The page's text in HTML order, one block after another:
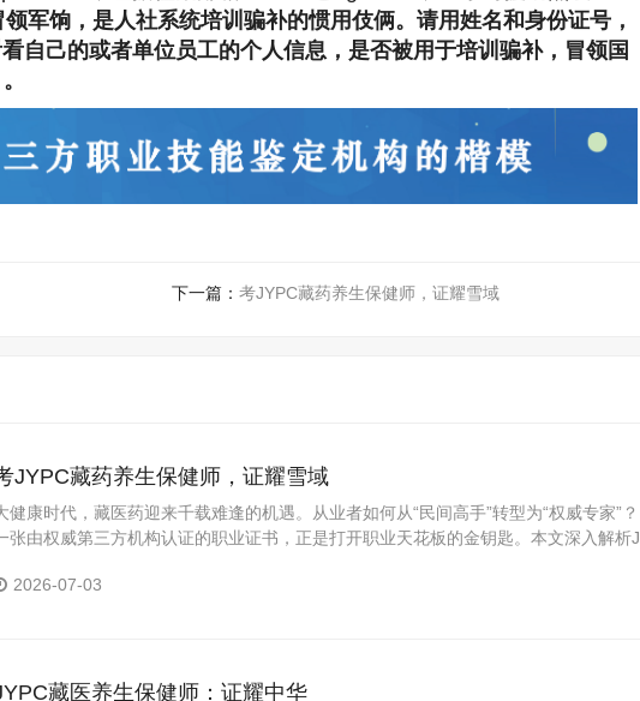
领军饷，是人社系统培训骗补的惯用伎俩。请用姓名和身份证号，
自己的或者单位员工的个人信息，是否被用于培训骗补，冒领国
下一篇： 考JYPC藏药养生保健师，证耀雪域
JYPC藏药养生保健师，证耀雪域
健康时代，藏医药迎来千载难逢的机遇。从业者如何从“民间高手”转型为“权威专家”？
张由权威第三方机构认证的职业证书，正是打开职业天花板的金钥匙。本文深入解析J
2026-07-03
藏医养生保健师：证耀中华